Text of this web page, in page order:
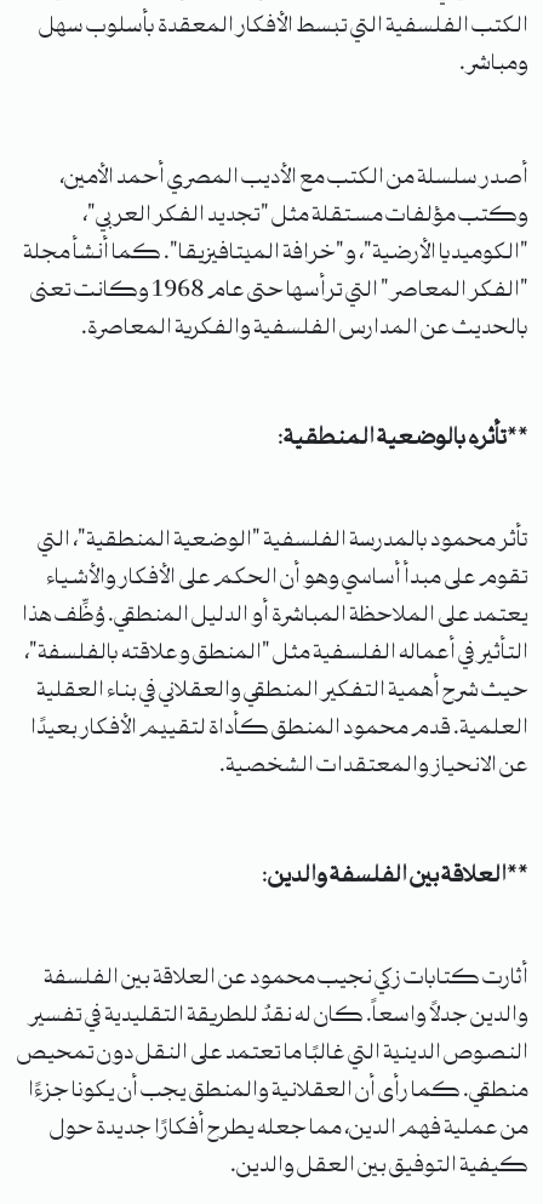
الكتب الفلسفية التي تبسط الأفكار المعقدة بأسلوب سهل
ومباشر.
أصدر سلسلة من الكتب مع الأديب المصري أحمد الأمين،
وكتب مؤلفات مستقلة مثل "تجديد الفكر العربي"،
"الكوميديا الأرضية"، و"خرافة الميتافيزيقا". كما أنشأ مجلة
"الفكر المعاصر" التي ترأسها حتى عام 1968 وكانت تعنى
بالحديث عن المدارس الفلسفية والفكرية المعاصرة.
**تأثره بالوضعية المنطقية:
تأثر محمود بالمدرسة الفلسفية "الوضعية المنطقية"، التي
تقوم على مبدأ أساسي وهو أن الحكم على الأفكار والأشياء
يعتمد على الملاحظة المباشرة أو الدليل المنطقي. وُظِّف هذا
التأثير في أعماله الفلسفية مثل "المنطق وعلاقته بالفلسفة"،
حيث شرح أهمية التفكير المنطقي والعقلاني في بناء العقلية
العلمية. قدم محمود المنطق كأداة لتقييم الأفكار بعيدًا
عن الانحياز والمعتقدات الشخصية.
**العلاقة بين الفلسفة والدين:
أثارت كتابات زكي نجيب محمود عن العلاقة بين الفلسفة
والدين جدلاً واسعاً. كان له نقدٌ للطريقة التقليدية في تفسير
النصوص الدينية التي غالبًا ما تعتمد على النقل دون تمحيص
منطقي. كما رأى أن العقلانية والمنطق يجب أن يكونا جزءًا
من عملية فهم الدين، مما جعله يطرح أفكارًا جديدة حول
كيفية التوفيق بين العقل والدين.